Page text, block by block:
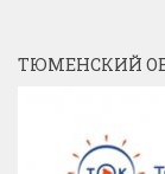
ТЮМЕНСКИЙ